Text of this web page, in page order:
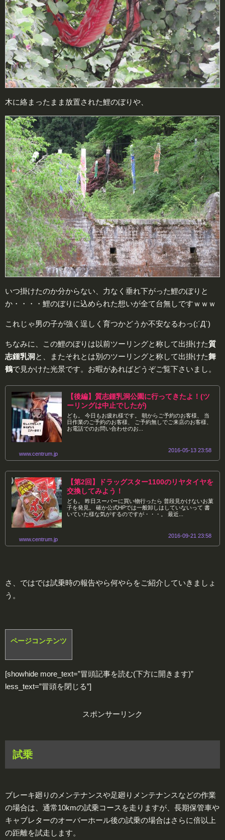
木に絡まったまま放置された鯉のぼりや、
いつ掛けたのか分からない、力なく垂れ下がった鯉のぼりと
か・・・・鯉のぼりに込められた想いが全て台無しですｗｗｗ
これじゃ男の子が強く逞しく育つかどうか不安なるわっ(;´Д`)
ちなみに、この鯉のぼりは以前ツーリングと称して出掛けた質
志鍾乳洞 と、またそれとは別のツーリングと称して出掛けた舞
鶴で見かけた光景です。お暇があればどうぞご覧下さいまし。
【後編】質志鍾乳洞公園に行ってきたよ！(ツ
ーリングは中止でしたが)
ども。 今日もお疲れ様です。 朝からご予約のお客様、 当
日作業のご予約のお客様、 ご予約無しでご来店のお客様、
お電話でのお問い合わせのお...
www.centrum.jp
2016-05-13 23:58
【第2回】ドラッグスター1100のリヤタイヤを
交換してみよう！
ども。 昨日スーパーに買い物行ったら 普段見かけないお菓
子を発見。 確か公式HPでは一般卸しはしていないって 書
いていた様な気がするのですが・・・。 最近...
www.centrum.jp
2016-09-21 23:58
さ、ではでは試乗時の報告やら何やらをご紹介していきましょ
う。
ページコンテンツ
[showhide more_text=”冒頭記事を読む(下方に開きます)”
less_text=”冒頭を閉じる”]
スポンサーリンク
試乗
ブレーキ廻りのメンテナンスや足廻りメンテナンスなどの作業
の場合は、通常10kmの試乗コースを走りますが、長期保管車や
キャブレターのオーバーホール後の試乗の場合はさらに倍以上
の距離を試走します。